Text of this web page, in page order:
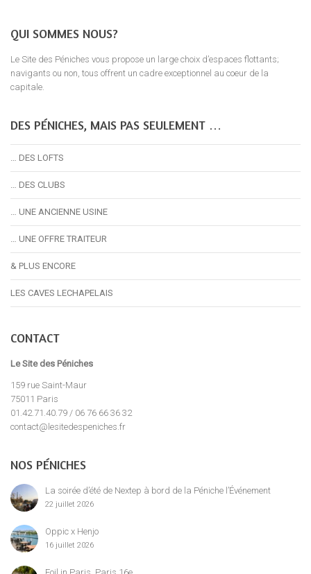
QUI SOMMES NOUS?
Le Site des Péniches vous propose un large choix d’espaces flottants;
navigants ou non, tous offrent un cadre exceptionnel au coeur de la
capitale.
DES PÉNICHES, MAIS PAS SEULEMENT …
… DES LOFTS
… DES CLUBS
… UNE ANCIENNE USINE
… UNE OFFRE TRAITEUR
& PLUS ENCORE
LES CAVES LECHAPELAIS
CONTACT
Le Site des Péniches
159 rue Saint-Maur
75011 Paris
01.42.71.40.79 / 06 76 66 36 32
contact@lesitedespeniches.fr
NOS PÉNICHES
La soirée d’été de Nextep à bord de la Péniche l’Événement
22 juillet 2026
Oppic x Henjo
16 juillet 2026